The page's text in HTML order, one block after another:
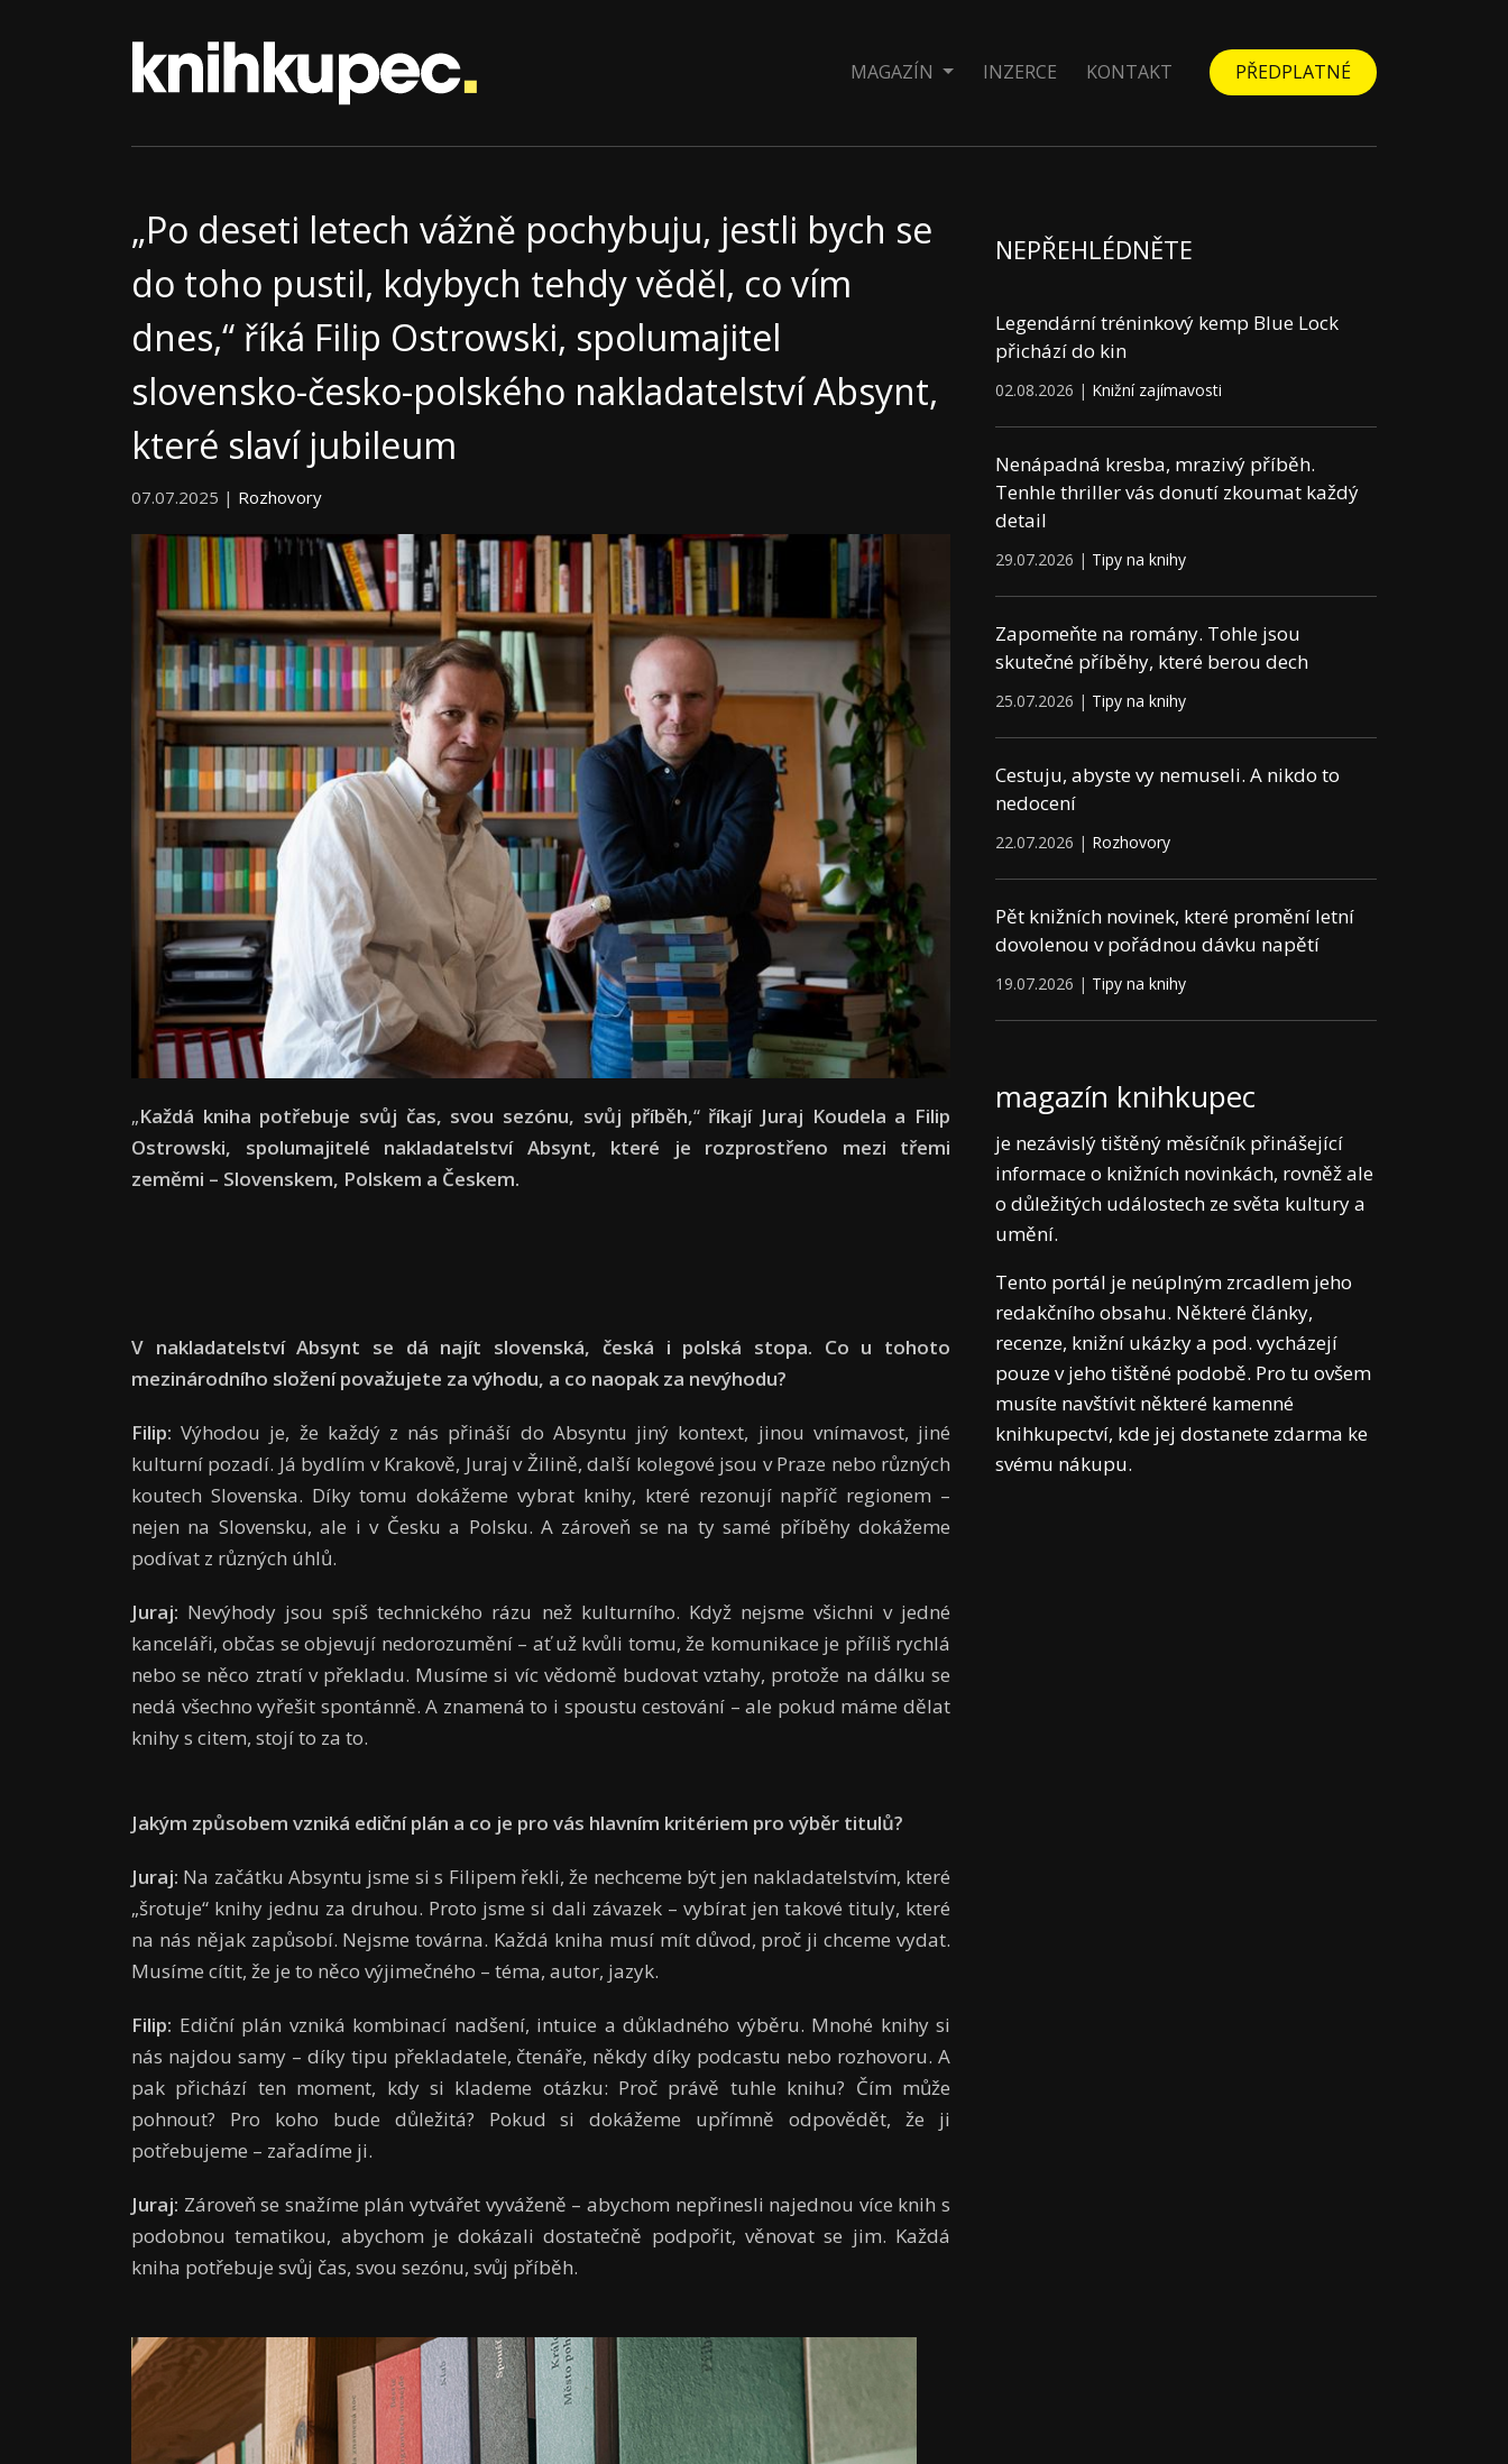
MAGAZÍN INZERCE KONTAKT PŘEDPLATNÉ
„Po deseti letech vážně pochybuju, jestli bych se
do toho pustil, kdybych tehdy věděl, co vím
dnes,“ říká Filip Ostrowski, spolumajitel
slovensko-česko-polského nakladatelství Absynt,
které slaví jubileum
07.07.2025 | Rozhovory
„Každá kniha potřebuje svůj čas, svou sezónu, svůj příběh,“ říkají Juraj Koudela a Filip
Ostrowski, spolumajitelé nakladatelství Absynt, které je rozprostřeno mezi třemi
zeměmi – Slovenskem, Polskem a Českem.
V nakladatelství Absynt se dá najít slovenská, česká i polská stopa. Co u tohoto
mezinárodního složení považujete za výhodu, a co naopak za nevýhodu?
Filip: Výhodou je, že každý z nás přináší do Absyntu jiný kontext, jinou vnímavost, jiné
kulturní pozadí. Já bydlím v Krakově, Juraj v Žilině, další kolegové jsou v Praze nebo různých
koutech Slovenska. Díky tomu dokážeme vybrat knihy, které rezonují napříč regionem –
nejen na Slovensku, ale i v Česku a Polsku. A zároveň se na ty samé příběhy dokážeme
podívat z různých úhlů.
Juraj: Nevýhody jsou spíš technického rázu než kulturního. Když nejsme všichni v jedné
kanceláři, občas se objevují nedorozumění – ať už kvůli tomu, že komunikace je příliš rychlá
nebo se něco ztratí v překladu. Musíme si víc vědomě budovat vztahy, protože na dálku se
nedá všechno vyřešit spontánně. A znamená to i spoustu cestování – ale pokud máme dělat
knihy s citem, stojí to za to.
Jakým způsobem vzniká ediční plán a co je pro vás hlavním kritériem pro výběr titulů?
Juraj: Na začátku Absyntu jsme si s Filipem řekli, že nechceme být jen nakladatelstvím, které
„šrotuje“ knihy jednu za druhou. Proto jsme si dali závazek – vybírat jen takové tituly, které
na nás nějak zapůsobí. Nejsme továrna. Každá kniha musí mít důvod, proč ji chceme vydat.
Musíme cítit, že je to něco výjimečného – téma, autor, jazyk.
Filip: Ediční plán vzniká kombinací nadšení, intuice a důkladného výběru. Mnohé knihy si
nás najdou samy – díky tipu překladatele, čtenáře, někdy díky podcastu nebo rozhovoru. A
pak přichází ten moment, kdy si klademe otázku: Proč právě tuhle knihu? Čím může
pohnout? Pro koho bude důležitá? Pokud si dokážeme upřímně odpovědět, že ji
potřebujeme – zařadíme ji.
Juraj: Zároveň se snažíme plán vytvářet vyváženě – abychom nepřinesli najednou více knih s
podobnou tematikou, abychom je dokázali dostatečně podpořit, věnovat se jim. Každá
kniha potřebuje svůj čas, svou sezónu, svůj příběh.
NEPŘEHLÉDNĚTE
Legendární tréninkový kemp Blue Lock
přichází do kin
02.08.2026 | Knižní zajímavosti
Nenápadná kresba, mrazivý příběh.
Tenhle thriller vás donutí zkoumat každý
detail
29.07.2026 | Tipy na knihy
Zapomeňte na romány. Tohle jsou
skutečné příběhy, které berou dech
25.07.2026 | Tipy na knihy
Cestuju, abyste vy nemuseli. A nikdo to
nedocení
22.07.2026 | Rozhovory
Pět knižních novinek, které promění letní
dovolenou v pořádnou dávku napětí
19.07.2026 | Tipy na knihy
magazín knihkupec
je nezávislý tištěný měsíčník přinášející
informace o knižních novinkách, rovněž ale
o důležitých událostech ze světa kultury a
umění.
Tento portál je neúplným zrcadlem jeho
redakčního obsahu. Některé články,
recenze, knižní ukázky a pod. vycházejí
pouze v jeho tištěné podobě. Pro tu ovšem
musíte navštívit některé kamenné
knihkupectví, kde jej dostanete zdarma ke
svému nákupu.